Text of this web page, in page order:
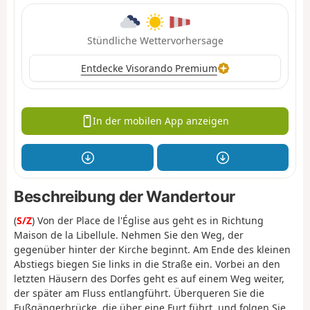
Stündliche Wettervorhersage
Entdecke Visorando Premium
In der mobilen App anzeigen
Beschreibung der Wandertour
(S/Z) Von der Place de l'Église aus geht es in Richtung
Maison de la Libellule. Nehmen Sie den Weg, der
gegenüber hinter der Kirche beginnt. Am Ende des kleinen
Abstiegs biegen Sie links in die Straße ein. Vorbei an den
letzten Häusern des Dorfes geht es auf einem Weg weiter,
der später am Fluss entlangführt. Überqueren Sie die